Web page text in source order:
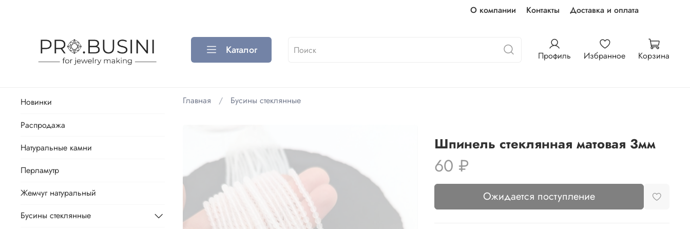
О компании Контакты Доставка и оплата
Каталог Профиль Избранное Корзина
Главная Бусины стеклянные
Шпинель стеклянная матовая 3мм
60 ₽
Ожидается поступление
Новинки
Распродажа
Натуральные камни
Перламутр
Жемчуг натуральный
Бусины стеклянные